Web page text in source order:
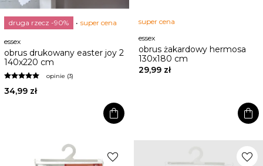
druga rzecz -90% super cena
essex
obrus drukowany easter joy 2
140x220 cm
opinie (3)
34,99 zł
shopping_bag
super cena
essex
obrus żakardowy hermosa
130x180 cm
29,99 zł
shopping_bag
favorite favorite